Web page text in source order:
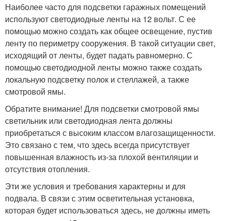
Наиболее часто для подсветки гаражных помещений
используют светодиодные ленты на 12 вольт. С ее
помощью можно создать как общее освещение, пустив
ленту по периметру сооружения. В такой ситуации свет,
исходящий от ленты, будет падать равномерно. С
помощью светодиодной ленты можно также создать
локальную подсветку полок и стеллажей, а также
смотровой ямы.
Обратите внимание! Для подсветки смотровой ямы
светильник или светодиодная лента должны
приобретаться с высоким классом влагозащищенности.
Это связано с тем, что здесь всегда присутствует
повышенная влажность из-за плохой вентиляции и
отсутствия отопления.
Эти же условия и требования характерны и для
подвала. В связи с этим осветительная установка,
которая будет использоваться здесь, не должны иметь